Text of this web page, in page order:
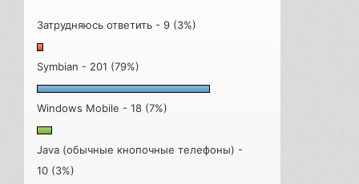
Затрудняюсь ответить - 9 (3%)
Symbian - 201 (79%)
Windows Mobile - 18 (7%)
Java (обычные кнопочные телефоны) -
10 (3%)